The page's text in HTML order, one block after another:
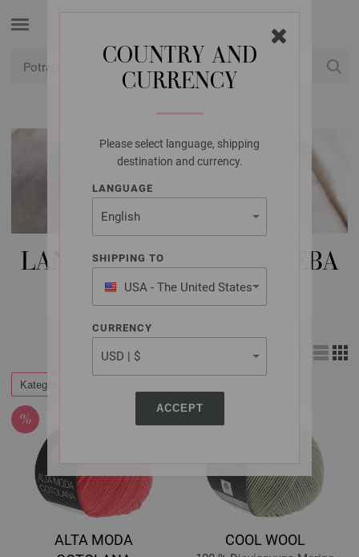
COUNTRY AND
CURRENCY
Please select language, shipping
destination and currency.
LANGUAGE
SHIPPING TO
USA - The United States
of America
CURRENCY
ACCEPT
LANA GROSSA VUNE | BEBA
VUNA
Kategorije
ALTA MODA
COOL WOOL